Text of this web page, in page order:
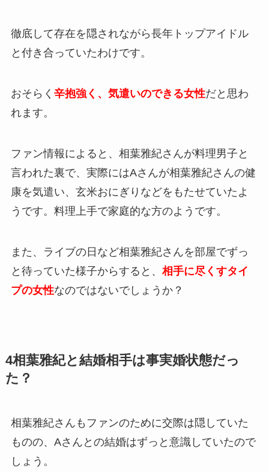
徹底して存在を隠されながら長年トップアイドル
と付き合っていたわけです。
おそらく 辛抱強く、気遣いのできる女性だと思わ
れます。
ファン情報によると、相葉雅紀さんが料理男子と
言われた裏で、実際にはAさんが相葉雅紀さんの健
康を気遣い、玄米おにぎりなどをもたせていたよ
うです。料理上手で家庭的な方のようです。
また、ライブの日など相葉雅紀さんを部屋でずっ
と待っていた様子からすると、 相手に尽くすタイ
プの女性なのではないでしょうか？
4相葉雅紀と結婚相手は事実婚状態だっ
た？
相葉雅紀さんもファンのために交際は隠していた
ものの、Aさんとの結婚はずっと意識していたので
しょう。